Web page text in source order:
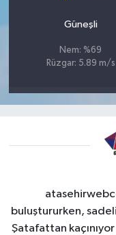
Güneşli
Nem: %69
Rüzgar: 5.89 m/s
buluştururken,
Şatafattan